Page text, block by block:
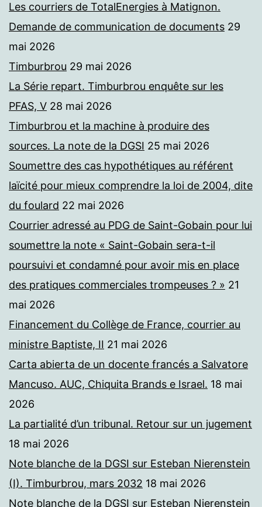
Les courriers de TotalEnergies à Matignon.
Demande de communication de documents 29
mai 2026
Timburbrou 29 mai 2026
La Série repart. Timburbrou enquête sur les
PFAS, V 28 mai 2026
Timburbrou et la machine à produire des
sources. La note de la DGSI 25 mai 2026
Soumettre des cas hypothétiques au référent
laïcité pour mieux comprendre la loi de 2004, dite
du foulard 22 mai 2026
Courrier adressé au PDG de Saint-Gobain pour lui
soumettre la note « Saint-Gobain sera-t-il
poursuivi et condamné pour avoir mis en place
des pratiques commerciales trompeuses ? » 21
mai 2026
Financement du Collège de France, courrier au
ministre Baptiste, II 21 mai 2026
Carta abierta de un docente francés a Salvatore
Mancuso. AUC, Chiquita Brands e Israel. 18 mai
2026
La partialité d’un tribunal. Retour sur un jugement
18 mai 2026
Note blanche de la DGSI sur Esteban Nierenstein
(I). Timburbrou, mars 2032 18 mai 2026
Note blanche de la DGSI sur Esteban Nierenstein